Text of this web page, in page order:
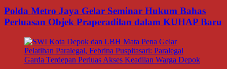
Polda Metro Jaya Gelar Seminar Hukum Bahas
Perluasan Objek Praperadilan dalam KUHAP Baru